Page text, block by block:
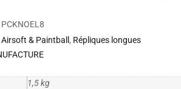
PCKNOEL8
Airsoft & Paintball , Répliques longues
1,5 kg